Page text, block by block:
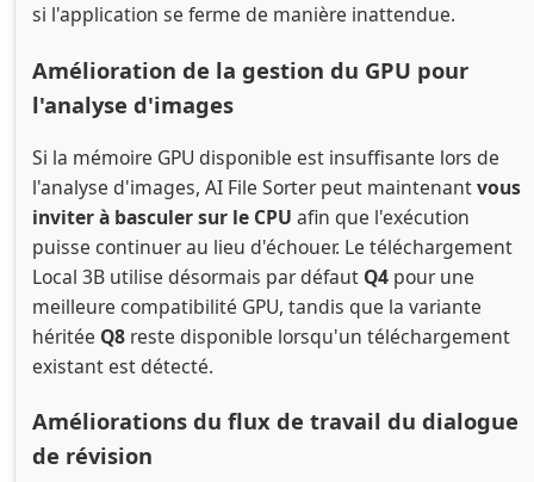
si l'application se ferme de manière inattendue.
Amélioration de la gestion du GPU pour
l'analyse d'images
Si la mémoire GPU disponible est insuffisante lors de
l'analyse d'images, AI File Sorter peut maintenantvous
inviter à basculer sur le CPU afin que l'exécution
puisse continuer au lieu d'échouer. Le téléchargement
Local 3B utilise désormais par défaut Q4 pour une
meilleure compatibilité GPU, tandis que la variante
héritée Q8 reste disponible lorsqu'un téléchargement
existant est détecté.
Améliorations du flux de travail du dialogue
de révision